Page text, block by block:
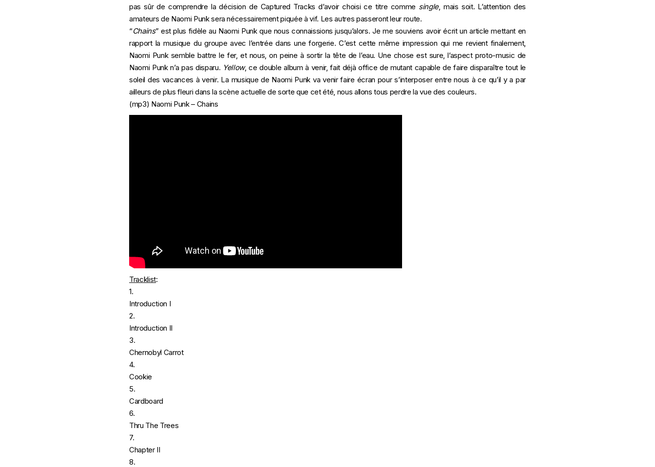
pas sûr de comprendre la décision de Captured Tracks d’avoir choisi ce titre comme single, mais soit. L’attention des
amateurs de Naomi Punk sera nécessairement piquée à vif. Les autres passeront leur route.
“Chains” est plus fidèle au Naomi Punk que nous connaissions jusqu’alors. Je me souviens avoir écrit un article mettant en
rapport la musique du groupe avec l’entrée dans une forgerie. C’est cette même impression qui me revient finalement,
Naomi Punk semble battre le fer, et nous, on peine à sortir la tête de l’eau. Une chose est sure, l’aspect proto-music de
Naomi Punk n’a pas disparu. Yellow, ce double album à venir, fait déjà office de mutant capable de faire disparaître tout le
soleil des vacances à venir. La musique de Naomi Punk va venir faire écran pour s’interposer entre nous à ce qu’il y a par
ailleurs de plus fleuri dans la scène actuelle de sorte que cet été, nous allons tous perdre la vue des couleurs.
(mp3) Naomi Punk – Chains
Tracklist:
1.
Introduction I
2.
Introduction II
3.
Chernobyl Carrot
4.
Cookie
5.
Cardboard
6.
Thru The Trees
7.
Chapter II
8.